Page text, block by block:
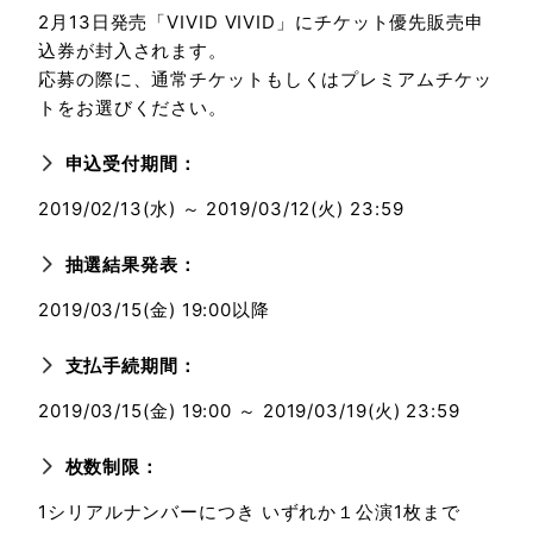
2月13日発売「VIVID VIVID」にチケット優先販売申
込券が封入されます。
応募の際に、通常チケットもしくはプレミアムチケッ
トをお選びください。
申込受付期間：
2019/02/13(水) ～ 2019/03/12(火) 23:59
抽選結果発表：
2019/03/15(金) 19:00以降
支払手続期間：
2019/03/15(金) 19:00 ～ 2019/03/19(火) 23:59
枚数制限：
1シリアルナンバーにつき いずれか１公演1枚まで